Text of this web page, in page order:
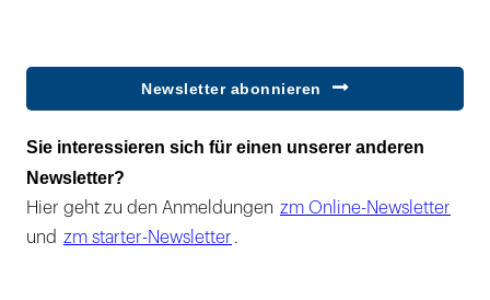
Newsletter abonnieren
Sie interessieren sich für einen unserer anderen
Newsletter?
Hier geht zu den Anmeldungen zm Online-Newsletter
und zm starter-Newsletter .